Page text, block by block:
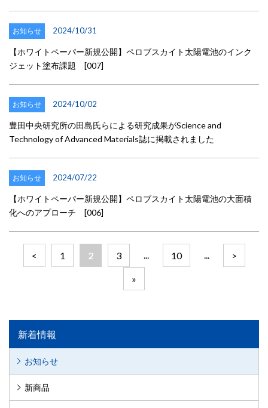
お知らせ 2024/10/31
【ホワイトペーパー新規公開】ペロブスカイト太陽電池のインク
ジェット塗布課題 [007]
お知らせ 2024/10/02
豊田中央研究所の田島氏らによる研究成果がScience and
Technology of Advanced Materials誌に掲載されました
お知らせ 2024/07/22
【ホワイトペーパー新規公開】ペロブスカイト太陽電池の大面積
化へのアプローチ [006]
< 1 2 3 ... 10 ... >
»
新着情報
お知らせ
新商品